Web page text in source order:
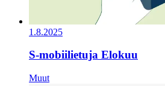
1.8.2025
S-mobiilietuja Elokuu
Muut